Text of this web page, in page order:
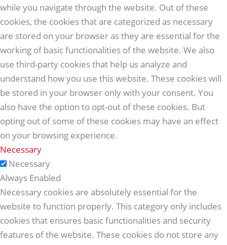
while you navigate through the website. Out of these
cookies, the cookies that are categorized as necessary
are stored on your browser as they are essential for the
working of basic functionalities of the website. We also
use third-party cookies that help us analyze and
understand how you use this website. These cookies will
be stored in your browser only with your consent. You
also have the option to opt-out of these cookies. But
opting out of some of these cookies may have an effect
on your browsing experience.
Necessary
Necessary
Always Enabled
Necessary cookies are absolutely essential for the
website to function properly. This category only includes
cookies that ensures basic functionalities and security
features of the website. These cookies do not store any